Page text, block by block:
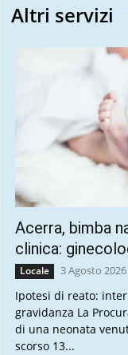
Altri servizi
Acerra, bimba
clinica:
Locale 3 Agosto 2026
Ipotesi di reato:
gravidanza La
di una neonata
scorso 13...